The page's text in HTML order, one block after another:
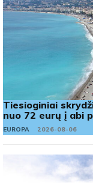
Tiesioginiai
nuo 72 eurų į abi
EUROPA 2026-08-06